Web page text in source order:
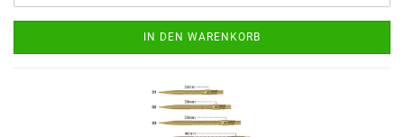
IN DEN WARENKORB